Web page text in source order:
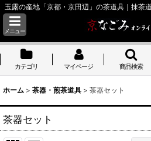
玉露の産地「京都・京田辺」の茶道具｜抹茶
メニュー
カテゴリ マイページ 商品検索
ホーム > 茶器・煎茶道具 > 茶器セット
茶器セット